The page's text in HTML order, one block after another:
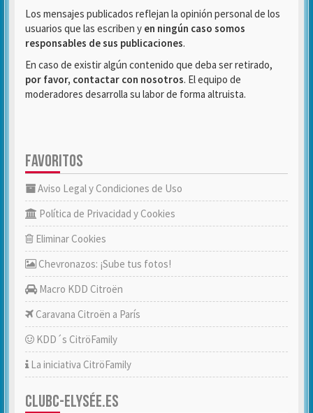
Los mensajes publicados reflejan la opinión personal de los
usuarios que las escriben y en ningún caso somos
responsables de sus publicaciones.
En caso de existir algún contenido que deba ser retirado,
por favor, contactar con nosotros. El equipo de
moderadores desarrolla su labor de forma altruista.
FAVORITOS
Aviso Legal y Condiciones de Uso
Política de Privacidad y Cookies
Eliminar Cookies
Chevronazos: ¡Sube tus fotos!
Macro KDD Citroën
Caravana Citroën a París
KDD´s CitröFamily
La iniciativa CitröFamily
CLUBC-ELYSÉE.ES